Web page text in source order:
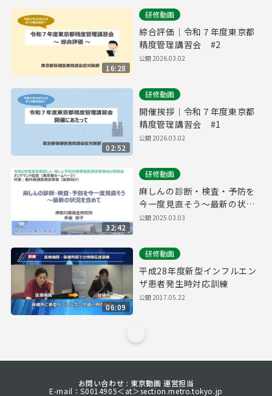
16:28
研修動画
綜合評価｜令和７年度東京都
精度管理講習会 #2
公開2026.03.02
02:52
研修動画
開催挨拶｜令和７年度東京都
精度管理講習会 #1
公開2026.03.02
32:42
研修動画
麻しんの診断・検査・予防を
今一度見直そう～最新の状況
を含めて～
公開2025.03.03
06:09
研修動画
平成28年度新型インフルエン
ザ患者発生時対応訓練
公開2017.05.22
お問い合わせ : 東京動画 運営担当
E-mail：S0014905＜at＞section.metro.tokyo.jp